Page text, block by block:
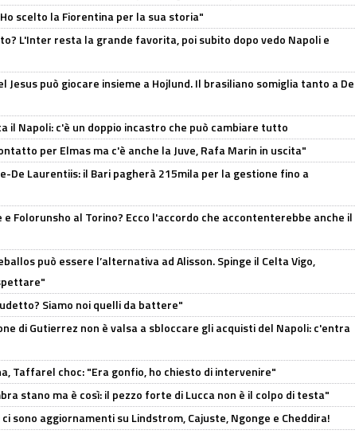
scelto la Fiorentina per la sua storia"
L'Inter resta la grande favorita, poi subito dopo vedo Napoli e
Jesus può giocare insieme a Hojlund. Il brasiliano somiglia tanto a De
il Napoli: c'è un doppio incastro che può cambiare tutto
per Elmas ma c'è anche la Juve, Rafa Marin in uscita"
De Laurentiis: il Bari pagherà 215mila per la gestione fino a
e Folorunsho al Torino? Ecco l'accordo che accontenterebbe anche il
può essere l’alternativa ad Alisson. Spinge il Celta Vigo,
Siamo noi quelli da battere"
di Gutierrez non è valsa a sbloccare gli acquisti del Napoli: c'entra
Taffarel choc: "Era gonfio, ho chiesto di intervenire"
stano ma è così: il pezzo forte di Lucca non è il colpo di testa"
ci sono aggiornamenti su Lindstrom, Cajuste, Ngonge e Cheddira!